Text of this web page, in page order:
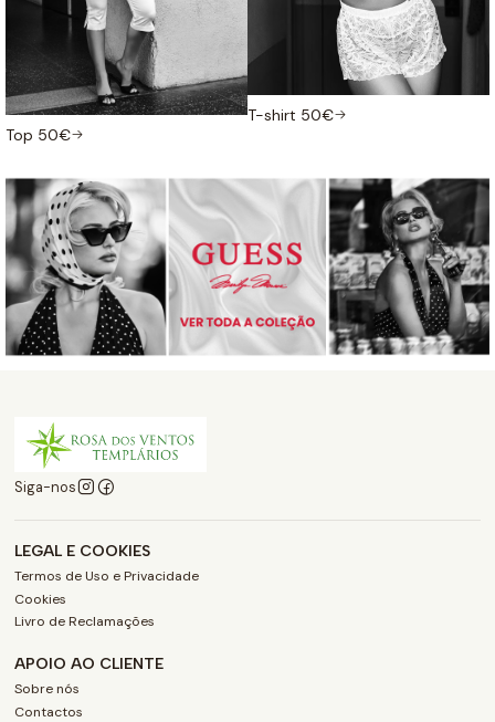
Top 50€
T-shirt 50€
Siga-nos
LEGAL E COOKIES
Termos de Uso e Privacidade
Cookies
Livro de Reclamações
APOIO AO CLIENTE
Sobre nós
Contactos